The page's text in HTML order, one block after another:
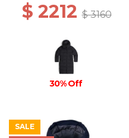
$ 2212$ 3160
30% Off
SALE